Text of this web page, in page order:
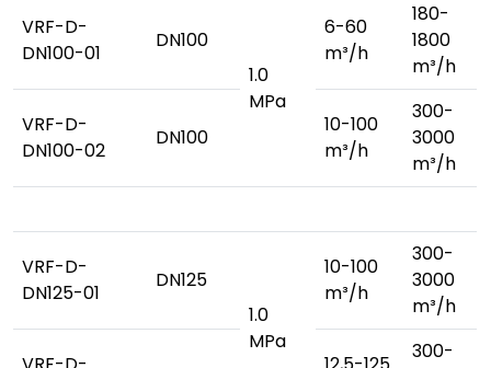
VRF-D-
DN100-01
DN100
1.0
MPa
6-60
m³/h
180-
1800
m³/h
VRF-D-
DN100-02
DN100
10-100
m³/h
300-
3000
m³/h
VRF-D-
DN125-01
DN125
1.0
MPa
10-100
m³/h
300-
3000
m³/h
300-